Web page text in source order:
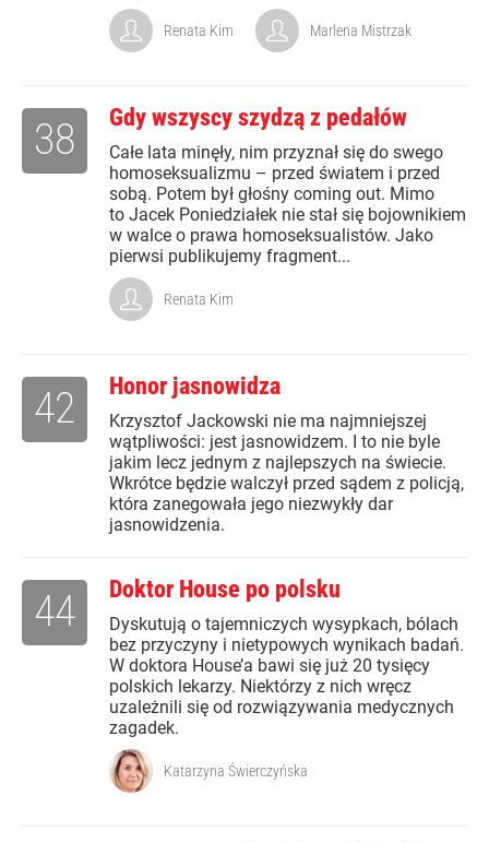
Renata Kim Marlena Mistrzak
Gdy wszyscy szydzą z pedałów
Całe lata minęły, nim przyznał się do swego
homoseksualizmu – przed światem i przed
sobą. Potem był głośny coming out. Mimo
to Jacek Poniedziałek nie stał się bojownikiem
w walce o prawa homoseksualistów. Jako
pierwsi publikujemy fragment...
38
Renata Kim
Honor jasnowidza
Krzysztof Jackowski nie ma najmniejszej
wątpliwości: jest jasnowidzem. I to nie byle
jakim lecz jednym z najlepszych na świecie.
Wkrótce będzie walczył przed sądem z policją,
która zanegowała jego niezwykły dar
jasnowidzenia.
42
Doktor House po polsku
Dyskutują o tajemniczych wysypkach, bólach
bez przyczyny i nietypowych wynikach badań.
W doktora House’a bawi się już 20 tysięcy
polskich lekarzy. Niektórzy z nich wręcz
uzależnili się od rozwiązywania medycznych
zagadek.
44
Katarzyna Świerczyńska